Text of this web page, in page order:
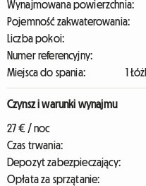
Wynajmowana powierzchnia:
Pojemność zakwaterowania:
Liczba pokoi:
Numer referencyjny:
Miejsca do spania:
1
Czynsz i warunki wynajmu
27 € / noc
Czas trwania:
Depozyt zabezpieczający:
Opłata za sprzątanie: